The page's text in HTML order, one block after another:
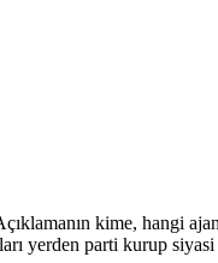
kime, hangi
yerden parti kurup